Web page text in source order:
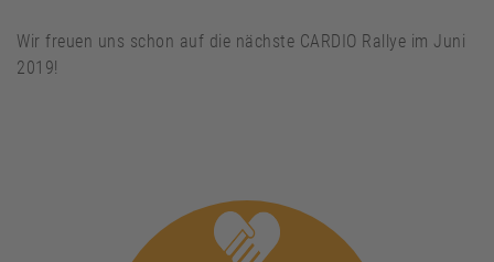
Wir freuen uns schon auf die nächste CARDIO Rallye im Juni
2019!